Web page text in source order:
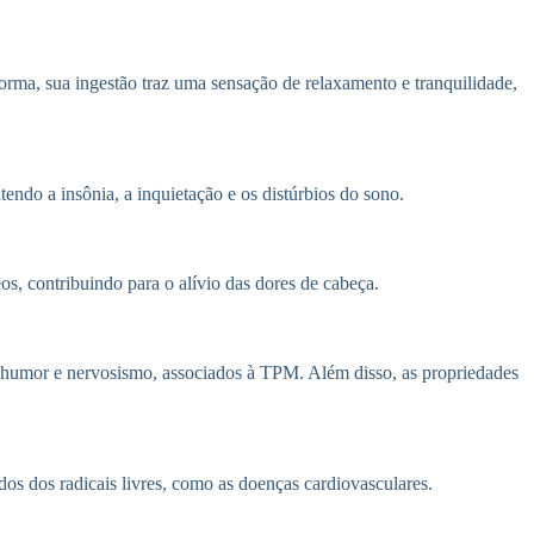
sua ingestão traz uma sensação de relaxamento e tranquilidade,
a insônia, a inquietação e os distúrbios do sono.
contribuindo para o alívio das dores de cabeça.
e nervosismo, associados à TPM. Além disso, as propriedades
dos radicais livres, como as doenças cardiovasculares.